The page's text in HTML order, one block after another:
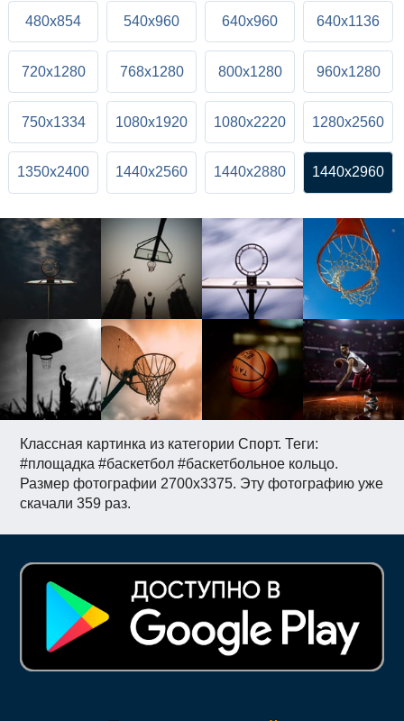
Классная картинка из категории Спорт. Теги:
#площадка #баскетбол #баскетбольное кольцо.
Размер фотографии 2700x3375. Эту фотографию уже
скачали 359 раз.
480x854 540x960 640x960 640x1136
720x1280 768x1280 800x1280 960x1280
750x1334 1080x1920 1080x2220 1280x2560
1350x2400 1440x2560 1440x2880 1440x2960